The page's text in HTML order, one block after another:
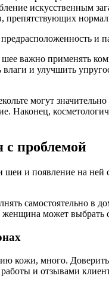
искусственным
препятствующих
важно применять
и улучшить
могут
Наконец,
с проблемой
и появление на ней
самостоятельно в
может выбрать
кожи, много.
и отзывами